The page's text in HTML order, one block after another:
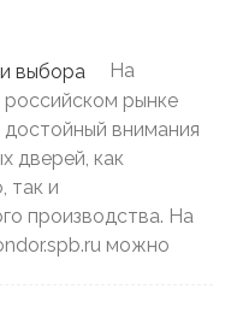
На
рынке
достойный внимания
дверей, как
так и
производства. На
можно